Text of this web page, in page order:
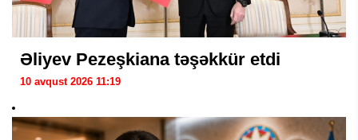
Əliyev Pezeşkiana təşəkkür etdi
10 avqust 2026 11:19